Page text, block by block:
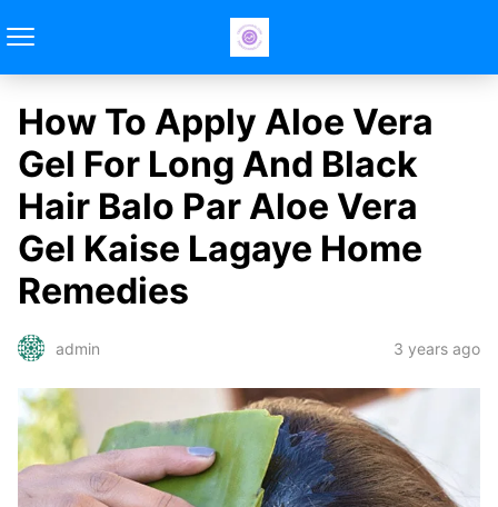
How To Apply Aloe Vera
Gel For Long And Black
Hair Balo Par Aloe Vera
Gel Kaise Lagaye Home
Remedies
admin 3 years ago